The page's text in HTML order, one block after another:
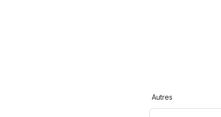
Autres